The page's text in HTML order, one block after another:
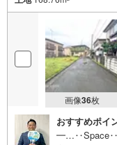
画像36枚
おすすめポイ